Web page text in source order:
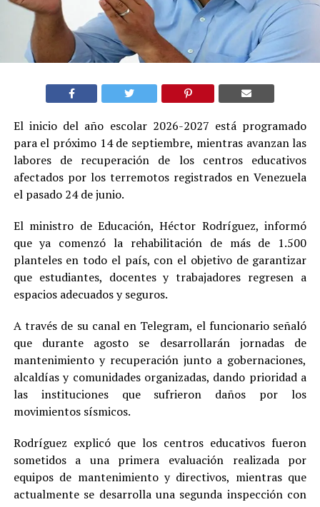
El inicio del año escolar 2026-2027 está programado
para el próximo 14 de septiembre, mientras avanzan las
labores de recuperación de los centros educativos
afectados por los terremotos registrados en Venezuela
el pasado 24 de junio.
El ministro de Educación, Héctor Rodríguez, informó
que ya comenzó la rehabilitación de más de 1.500
planteles en todo el país, con el objetivo de garantizar
que estudiantes, docentes y trabajadores regresen a
espacios adecuados y seguros.
A través de su canal en Telegram, el funcionario señaló
que durante agosto se desarrollarán jornadas de
mantenimiento y recuperación junto a gobernaciones,
alcaldías y comunidades organizadas, dando prioridad a
las instituciones que sufrieron daños por los
movimientos sísmicos.
Rodríguez explicó que los centros educativos fueron
sometidos a una primera evaluación realizada por
equipos de mantenimiento y directivos, mientras que
actualmente se desarrolla una segunda inspección con